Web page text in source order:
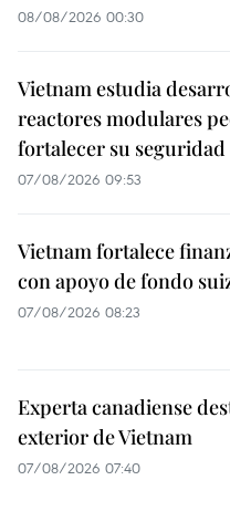
08/08/2026 00:30
Vietnam estudia
reactores modulares
fortalecer su seguridad
07/08/2026 09:53
Vietnam fortalece
con apoyo de fondo
07/08/2026 08:23
Experta canadiense
exterior de Vietnam
07/08/2026 07:40